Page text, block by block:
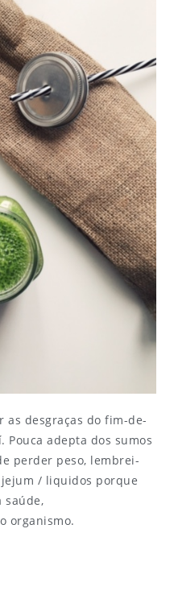
as desgraças do fim-de-
Pouca adepta dos sumos
perder peso, lembrei-
/ liquidos porque
saúde,
organismo.